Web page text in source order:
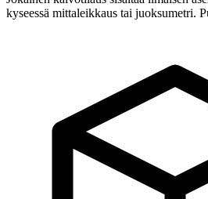
kyseessä mittaleikkaus tai juoksumetri.